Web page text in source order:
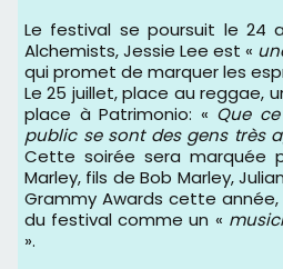
Le festival se poursuit le 24
Alchemists, Jessie Lee est «
qui promet de marquer les
Le 25 juillet, place au reggae,
place à Patrimonio: « Que
public se sont des gens très
Cette soirée sera marquée
Marley, fils de Bob Marley,
Grammy Awards cette
du festival comme un «
».